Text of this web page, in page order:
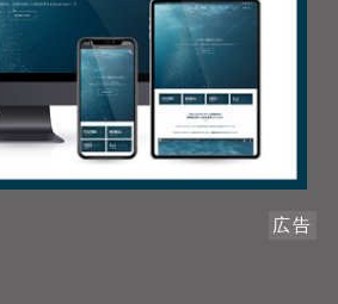
広告